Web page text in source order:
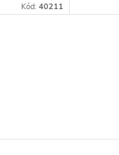
Kód:40211